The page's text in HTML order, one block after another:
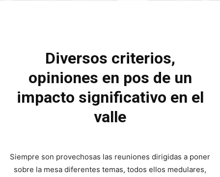
Diversos criterios,
opiniones en pos de un
impacto significativo en el
valle
Siempre son provechosas las reuniones dirigidas a poner
sobre la mesa diferentes temas, todos ellos medulares,